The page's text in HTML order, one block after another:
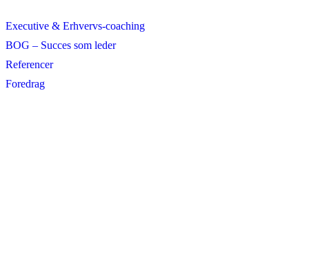
Executive & Erhvervs-coaching
BOG – Succes som leder
Referencer
Foredrag